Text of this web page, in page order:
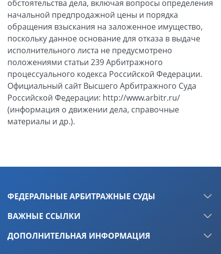
обстоятельства дела, включая вопросы определения
начальной предпродажной цены и порядка
обращения взыскания на заложенное имущество,
поскольку данное основание для отказа в выдаче
исполнительного листа не предусмотрено
положениями статьи 239 Арбитражного
процессуального кодекса Российской Федерации.
Официальный сайт Высшего Арбитражного Суда
Российской Федерации: http://www.arbitr.ru/
(информация о движении дела, справочные
материалы и др.).
ФЕДЕРАЛЬНЫЕ АРБИТРАЖНЫЕ СУДЫ
ВАЖНЫЕ ССЫЛКИ
ДОПОЛНИТЕЛЬНАЯ ИНФОРМАЦИЯ